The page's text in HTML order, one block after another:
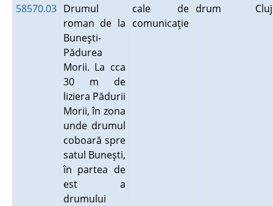
58570.03 Drumul
roman de la
Buneşti-
Pădurea
Morii. La cca
30 m de
liziera Pădurii
Morii, în zona
unde drumul
coboară spre
satul Buneşti,
în partea de
est a
drumului
cale de
comunicaţie
drum